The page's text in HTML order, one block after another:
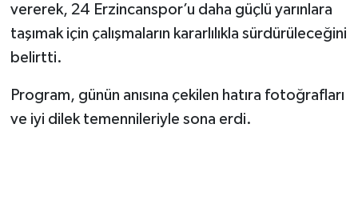
vererek, 24 Erzincanspor’u daha güçlü yarınlara
taşımak için çalışmaların kararlılıkla sürdürüleceğini
belirtti.
Program, günün anısına çekilen hatıra fotoğrafları
ve iyi dilek temennileriyle sona erdi.